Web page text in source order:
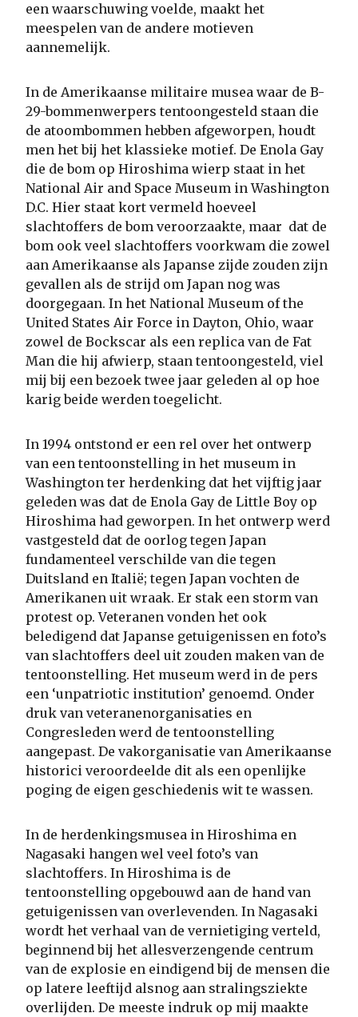
een waarschuwing voelde, maakt het
meespelen van de andere motieven
aannemelijk.
In de Amerikaanse militaire musea waar de B-
29-bommenwerpers tentoongesteld staan die
de atoombommen hebben afgeworpen, houdt
men het bij het klassieke motief. De Enola Gay
die de bom op Hiroshima wierp staat in het
National Air and Space Museum in Washington
D.C. Hier staat kort vermeld hoeveel
slachtoffers de bom veroorzaakte, maar dat de
bom ook veel slachtoffers voorkwam die zowel
aan Amerikaanse als Japanse zijde zouden zijn
gevallen als de strijd om Japan nog was
doorgegaan. In het National Museum of the
United States Air Force in Dayton, Ohio, waar
zowel de Bockscar als een replica van de Fat
Man die hij afwierp, staan tentoongesteld, viel
mij bij een bezoek twee jaar geleden al op hoe
karig beide werden toegelicht.
In 1994 ontstond er een rel over het ontwerp
van een tentoonstelling in het museum in
Washington ter herdenking dat het vijftig jaar
geleden was dat de Enola Gay de Little Boy op
Hiroshima had geworpen. In het ontwerp werd
vastgesteld dat de oorlog tegen Japan
fundamenteel verschilde van die tegen
Duitsland en Italië; tegen Japan vochten de
Amerikanen uit wraak. Er stak een storm van
protest op. Veteranen vonden het ook
beledigend dat Japanse getuigenissen en foto’s
van slachtoffers deel uit zouden maken van de
tentoonstelling. Het museum werd in de pers
een ‘unpatriotic institution’ genoemd. Onder
druk van veteranenorganisaties en
Congresleden werd de tentoonstelling
aangepast. De vakorganisatie van Amerikaanse
historici veroordeelde dit als een openlijke
poging de eigen geschiedenis wit te wassen.
In de herdenkingsmusea in Hiroshima en
Nagasaki hangen wel veel foto’s van
slachtoffers. In Hiroshima is de
tentoonstelling opgebouwd aan de hand van
getuigenissen van overlevenden. In Nagasaki
wordt het verhaal van de vernietiging verteld,
beginnend bij het allesverzengende centrum
van de explosie en eindigend bij de mensen die
op latere leeftijd alsnog aan stralingsziekte
overlijden. De meeste indruk op mij maakte